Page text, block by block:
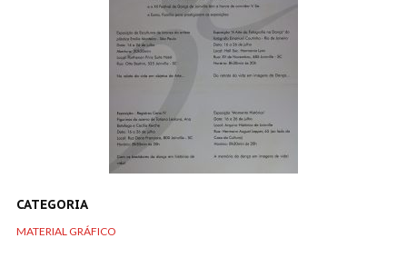
CATEGORIA
MATERIAL GRÁFICO